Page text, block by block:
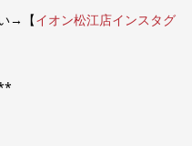
→【イオン松江店インスタグ